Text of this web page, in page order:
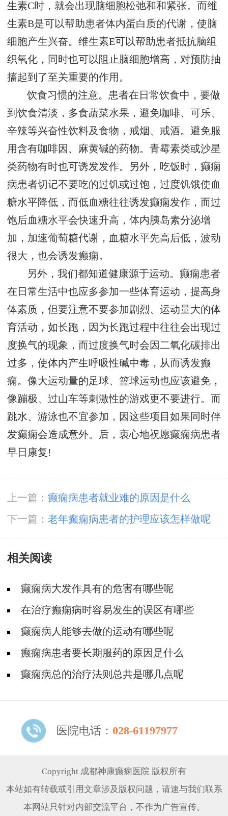
生素C时，就会出现脑细胞松弛和和紧张。而维
生素B是可以帮助患者体内蛋白质的代谢，使脑
细胞产生兴奋。维生素E可以帮助患者抵抗脑组
织氧化，同时也可以阻止脑细胞增高，对预防抽
搐起到了至关重要的作用。
饮食习惯的注意。患者在日常饮食中，要做
到饮食清淡，多食蔬菜水果，避免咖啡、可乐、
辛辣等兴奋性饮料及食物，戒烟、戒酒。避免服
用含有咖啡因、麻黄碱的药物。青霉素类或沙星
类药物有时也可诱发发作。另外，吃饭时，癫痫
病患者切记不要吃的过饥或过饱，过度饥饿使血
糖水平降低，而低血糖往往诱发癫痫发作，而过
饱后血糖水平会快速升高，体内胰岛素分泌增
加，加速葡萄糖代谢，血糖水平先高后低，波动
很大，也会诱发癫痫。
另外，我们都知道健康源于运动。癫痫患者
在日常生活中也应多参加一些体育运动，提高身
体素质，但要注意不要参加剧烈、运动量大的体
育活动，如长跑，因为长跑过程中往往会出现过
度换气的现象，而过度换气时会因二氧化碳排出
过多，使体内产生呼吸性碱中毒，从而诱发癫
痫。像大运动量的足球、篮球运动也应该避免，
像蹦极、过山车等刺激性的游戏更不要进行。而
跳水、游泳也不宜参加，因这些项目如果同时伴
发癫痫会造成意外。后，衷心地祝愿癫痫病患者
早日康复!
上一篇： 癫痫病患者就业难的原因是什么
下一篇： 老年癫痫病患者的护理应该怎样做呢
相关阅读
癫痫病大发作具有的危害有哪些呢
在治疗癫痫病时容易发生的误区有哪些
癫痫病人能够去做的运动有哪些呢
癫痫病患者要长期服药的原因是什么
癫痫病总的治疗法则总共是哪几点呢
医院电话： 028-61197977
Copyright 成都神康癫痫医院 版权所有
本站如有转载或引用文章涉及版权问题，请速与我们联系
本网站只针对内部交流平台，不作为广告宣传。